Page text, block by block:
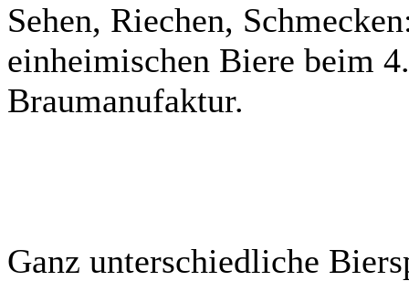
Sehen, Riechen,
einheimischen Biere beim
Braumanufaktur.
Ganz unterschiedliche